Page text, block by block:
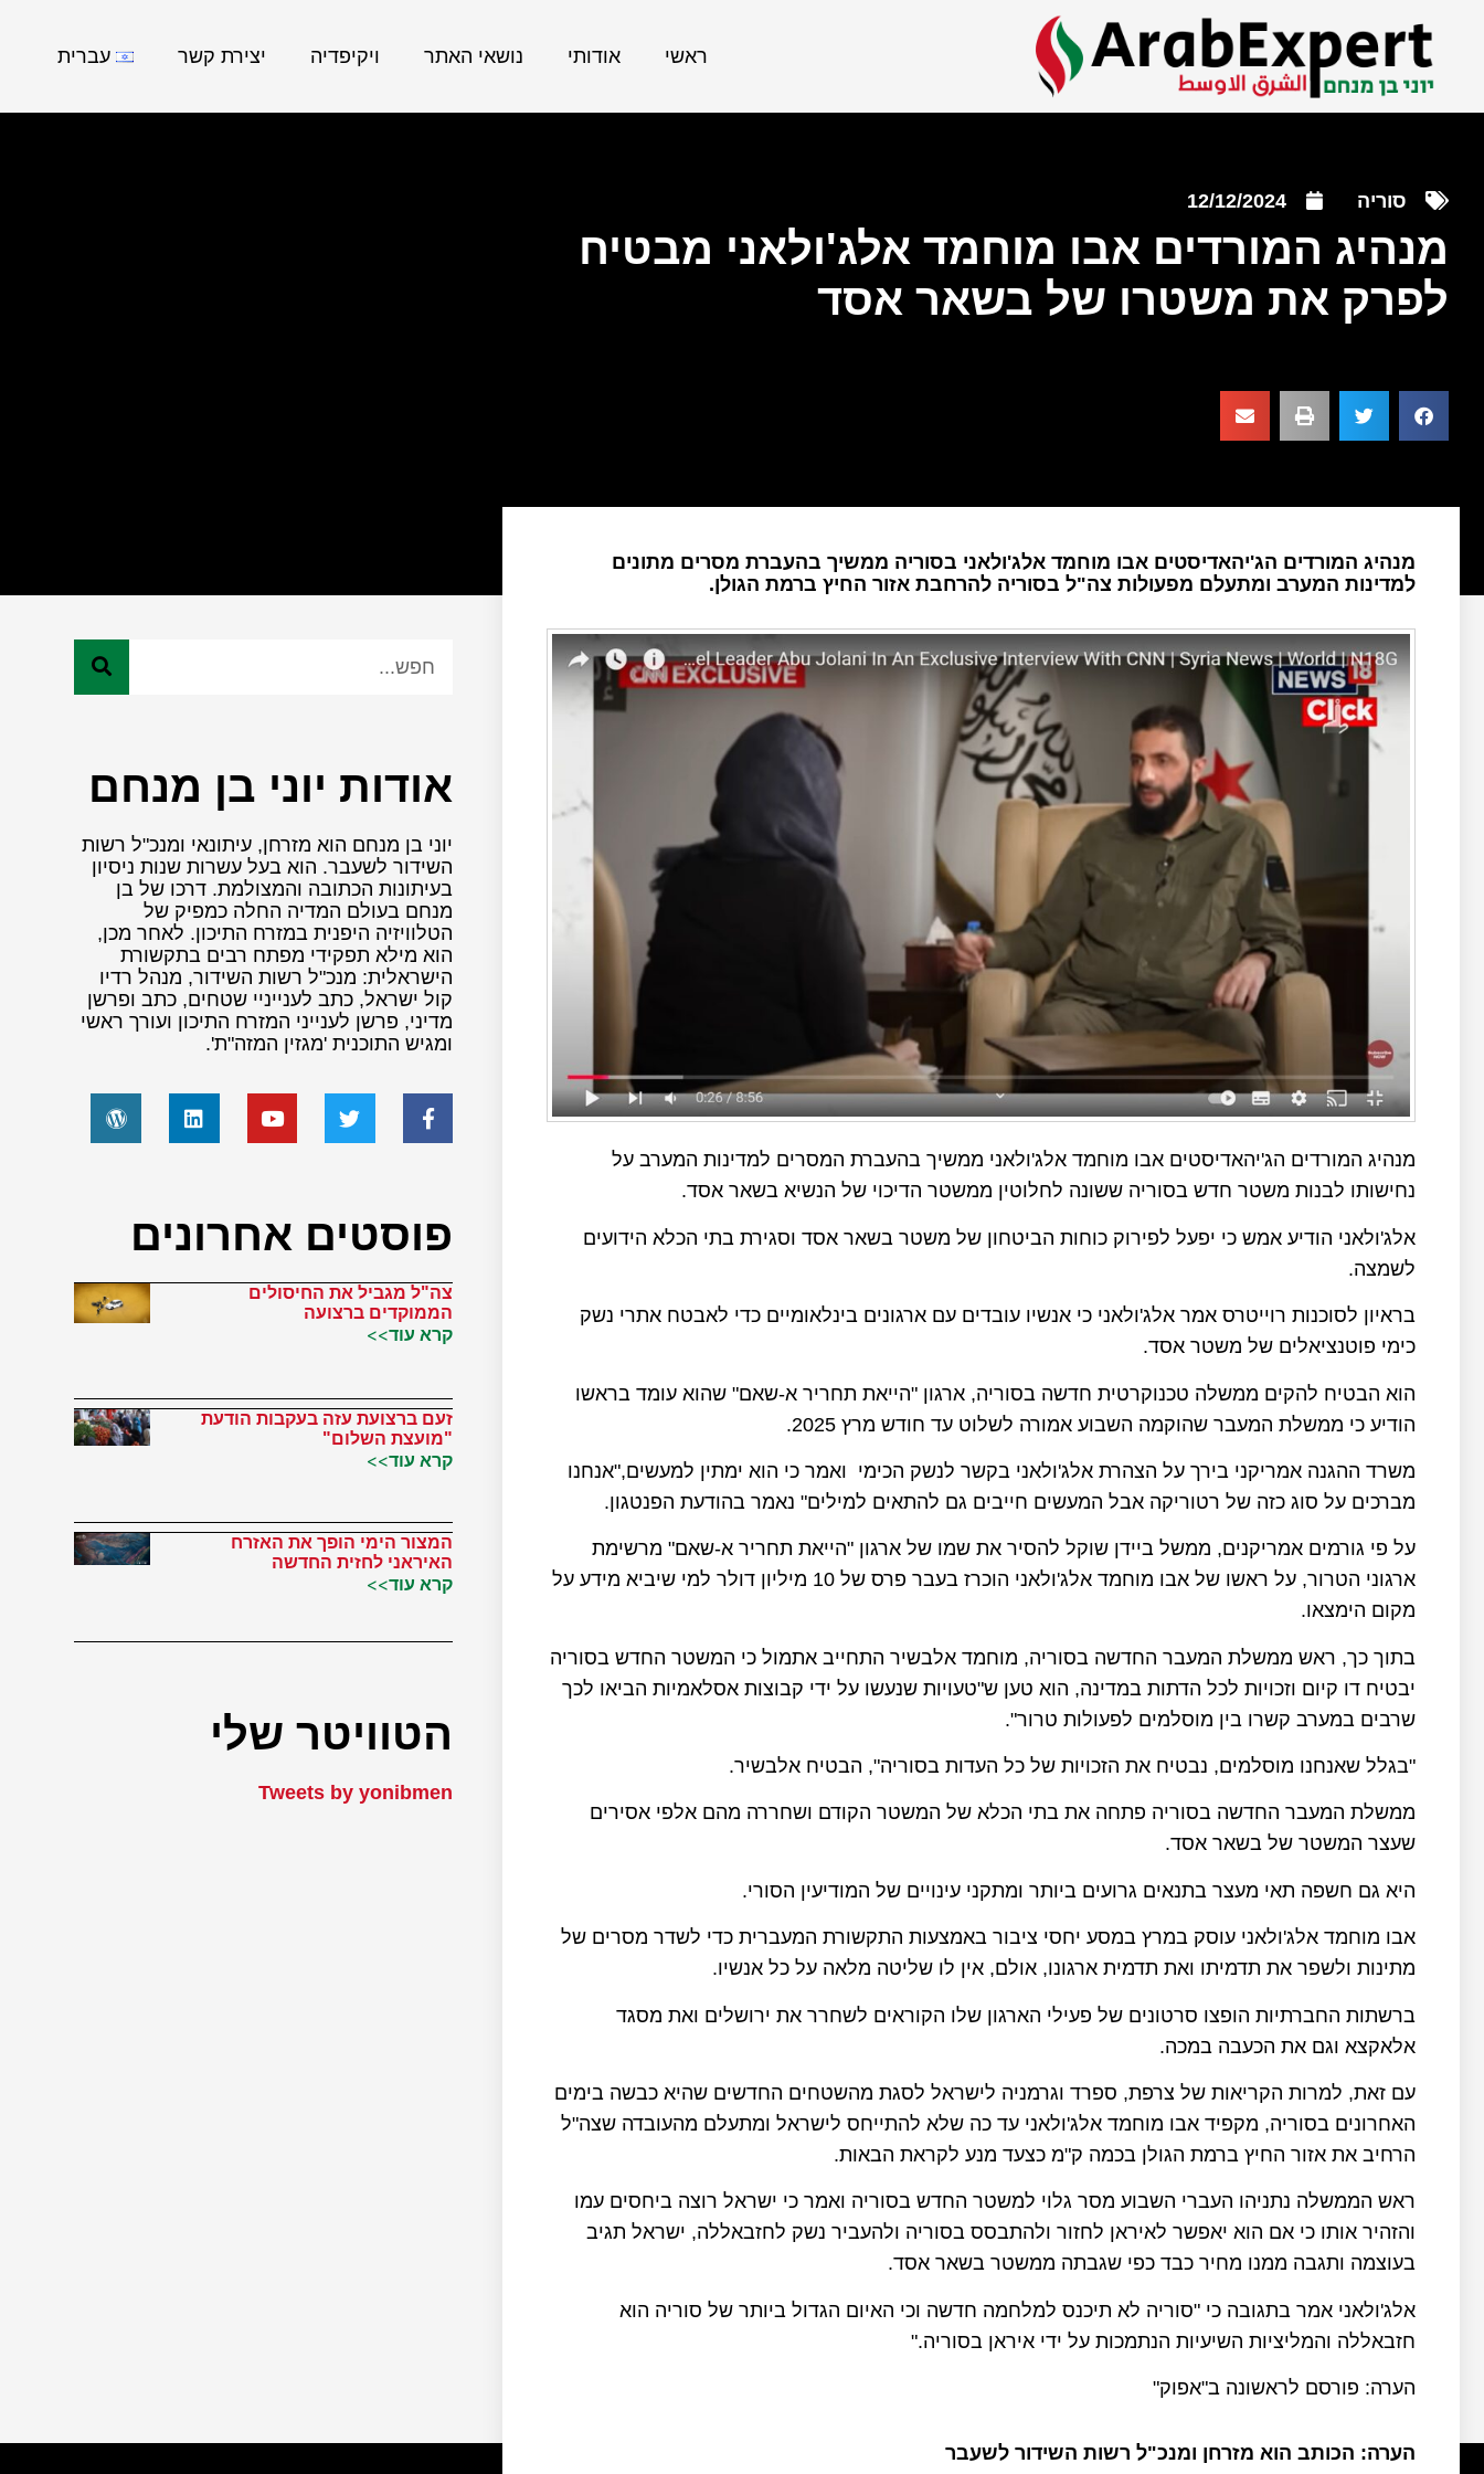
ראשי אודותי נושאי האתר ויקיפדיה יצירת קשר עברית
סוריה 12/12/2024
מנהיג המורדים אבו מוחמד אלג'ולאני מבטיח
לפרק את משטרו של בשאר אסד
מנהיג המורדים הג'יהאדיסטים אבו מוחמד אלג'ולאני בסוריה ממשיך בהעברת מסרים מתונים
למדינות המערב ומתעלם מפעולות צה"ל בסוריה להרחבת אזור החיץ ברמת הגולן.
מנהיג המורדים הג'יהאדיסטים אבו מוחמד אלג'ולאני ממשיך בהעברת המסרים למדינות המערב על
נחישותו לבנות משטר חדש בסוריה ששונה לחלוטין ממשטר הדיכוי של הנשיא בשאר אסד.
אלג'ולאני הודיע אמש כי יפעל לפירוק כוחות הביטחון של משטר בשאר אסד וסגירת בתי הכלא הידועים
לשמצה.
בראיון לסוכנות רוייטרס אמר אלג'ולאני כי אנשיו עובדים עם ארגונים בינלאומיים כדי לאבטח אתרי נשק
כימי פוטנציאלים של משטר אסד.
הוא הבטיח להקים ממשלה טכנוקרטית חדשה בסוריה, ארגון "הייאת תחריר א-שאם" שהוא עומד בראשו
הודיע כי ממשלת המעבר שהוקמה השבוע אמורה לשלוט עד חודש מרץ 2025.
משרד ההגנה אמריקני בירך על הצהרת אלג'ולאני בקשר לנשק הכימי ואמר כי הוא ימתין למעשים,"אנחנו
מברכים על סוג כזה של רטוריקה אבל המעשים חייבים גם להתאים למילים" נאמר בהודעת הפנטגון.
על פי גורמים אמריקנים, ממשל ביידן שוקל להסיר את שמו של ארגון "הייאת תחריר א-שאם" מרשימת
ארגוני הטרור, על ראשו של אבו מוחמד אלג'ולאני הוכרז בעבר פרס של 10 מיליון דולר למי שיביא מידע על
מקום הימצאו.
בתוך כך, ראש ממשלת המעבר החדשה בסוריה, מוחמד אלבשיר התחייב אתמול כי המשטר החדש בסוריה
יבטיח דו קיום וזכויות לכל הדתות במדינה, הוא טען ש"טעויות שנעשו על ידי קבוצות אסלאמיות הביאו לכך
שרבים במערב קשרו בין מוסלמים לפעולות טרור".
"בגלל שאנחנו מוסלמים, נבטיח את הזכויות של כל העדות בסוריה", הבטיח אלבשיר.
ממשלת המעבר החדשה בסוריה פתחה את בתי הכלא של המשטר הקודם ושחררה מהם אלפי אסירים
שעצר המשטר של בשאר אסד.
היא גם חשפה תאי מעצר בתנאים גרועים ביותר ומתקני עינויים של המודיעין הסורי.
אבו מוחמד אלג'ולאני עוסק במרץ במסע יחסי ציבור באמצעות התקשורת המעברית כדי לשדר מסרים של
מתינות ולשפר את תדמיתו ואת תדמית ארגונו, אולם, אין לו שליטה מלאה על כל אנשיו.
ברשתות החברתיות הופצו סרטונים של פעילי הארגון שלו הקוראים לשחרר את ירושלים ואת מסגד
אלאקצא וגם את הכעבה במכה.
עם זאת, למרות הקריאות של צרפת, ספרד וגרמניה לישראל לסגת מהשטחים החדשים שהיא כבשה בימים
האחרונים בסוריה, מקפיד אבו מוחמד אלג'ולאני עד כה שלא להתייחס לישראל ומתעלם מהעובדה שצה"ל
הרחיב את אזור החיץ ברמת הגולן בכמה ק"מ כצעד מנע לקראת הבאות.
ראש הממשלה נתניהו העברי השבוע מסר גלוי למשטר החדש בסוריה ואמר כי ישראל רוצה ביחסים עמו
והזהיר אותו כי אם הוא יאפשר לאיראן לחזור ולהתבסס בסוריה ולהעביר נשק לחזבאללה, ישראל תגיב
בעוצמה ותגבה ממנו מחיר כבד כפי שגבתה ממשטר בשאר אסד.
אלג'ולאני אמר בתגובה כי "סוריה לא תיכנס למלחמה חדשה וכי האיום הגדול ביותר של סוריה הוא
חזבאללה והמליציות השיעיות הנתמכות על ידי איראן בסוריה."
הערה: פורסם לראשונה ב"אפוק"
הערה: הכותב הוא מזרחן ומנכ"ל רשות השידור לשעבר
אודות יוני בן מנחם
יוני בן מנחם הוא מזרחן, עיתונאי ומנכ"ל רשות
השידור לשעבר. הוא בעל עשרות שנות ניסיון
בעיתונות הכתובה והמצולמת. דרכו של בן
מנחם בעולם המדיה החלה כמפיק של
הטלוויזיה היפנית במזרח התיכון. לאחר מכן,
הוא מילא תפקידי מפתח רבים בתקשורת
הישראלית: מנכ"ל רשות השידור, מנהל רדיו
קול ישראל, כתב לענייניי שטחים, כתב ופרשן
מדיני, פרשן לענייני המזרח התיכון ועורך ראשי
ומגיש התוכנית 'מגזין המזה"ת'.
פוסטים אחרונים
צה"ל מגביל את החיסולים
הממוקדים ברצועה
קרא עוד>>
זעם ברצועת עזה בעקבות הודעת
"מועצת השלום"
קרא עוד>>
המצור הימי הופך את האזרח
האיראני לחזית החדשה
קרא עוד>>
הטוויטר שלי
Tweets by yonibmen